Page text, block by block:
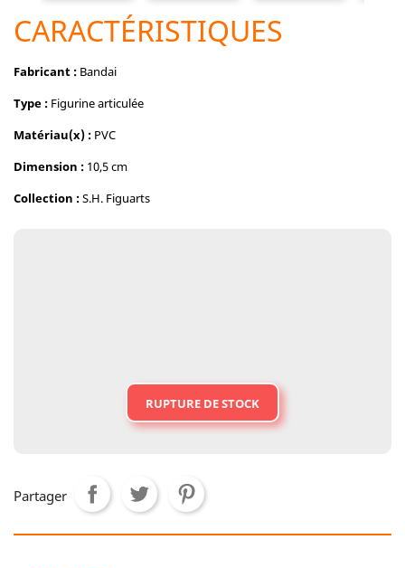
CARACTÉRISTIQUES
Fabricant : Bandai
Type : Figurine articulée
Matériau(x) : PVC
Dimension : 10,5 cm
Collection :S.H. Figuarts
RUPTURE DE STOCK
Partager